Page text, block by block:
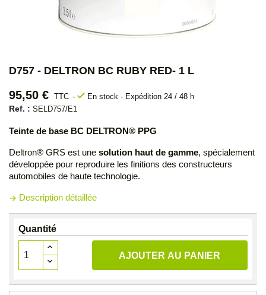
D757 - DELTRON BC RUBY RED- 1 L
95,50 € TTC check En stock - Expédition 24 / 48 h
Ref. : SELD757/E1
Teinte de base BC DELTRON® PPG
Deltron® GRS est une solution haut de gamme, spécialement
développée pour reproduire les finitions des constructeurs
automobiles de haute technologie.
arrow_forward Description détaillée
Quantité
AJOUTER AU PANIER